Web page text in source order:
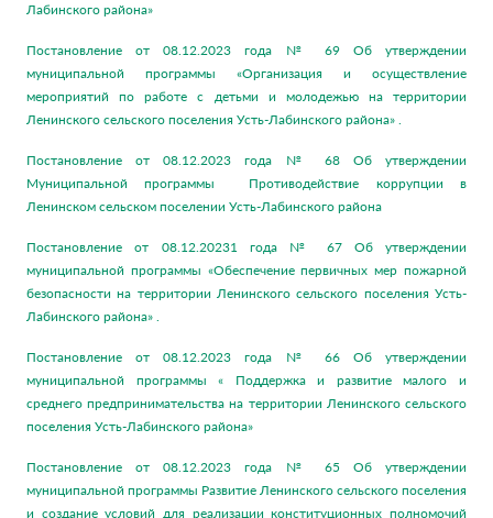
Лабинского района»
Постановление от 08.12.2023 года № 69 Об утверждении
муниципальной программы «Организация и осуществление
мероприятий по работе с детьми и молодежью на территории
Ленинского сельского поселения Усть-Лабинского района» .
Постановление от 08.12.2023 года № 68 Об утверждении
Муниципальной программы Противодействие коррупции в
Ленинском сельском поселении Усть-Лабинского района
Постановление от 08.12.20231 года № 67 Об утверждении
муниципальной программы «Обеспечение первичных мер пожарной
безопасности на территории Ленинского сельского поселения Усть-
Лабинского района» .
Постановление от 08.12.2023 года № 66 Об утверждении
муниципальной программы « Поддержка и развитие малого и
среднего предпринимательства на территории Ленинского сельского
поселения Усть-Лабинского района»
Постановление от 08.12.2023 года № 65 Об утверждении
муниципальной программы Развитие Ленинского сельского поселения
и создание условий для реализации конституционных полномочий